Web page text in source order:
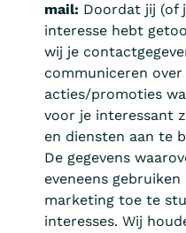
mail: Doordat jij (of
interesse hebt
wij je
communiceren
acties/promoties
voor je interessant
en diensten aan te
De gegevens
eveneens
marketing toe te
interesses. Wij